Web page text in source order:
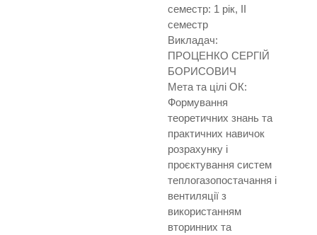
семестр: 1 рік, ІІ
семестр
Викладач:
ПРОЦЕНКО СЕРГІЙ
БОРИСОВИЧ
Мета та цілі ОК:
Формування
теоретичних знань та
практичних навичок
розрахунку і
проєктування систем
теплогазопостачання і
вентиляції з
використанням
вторинних та